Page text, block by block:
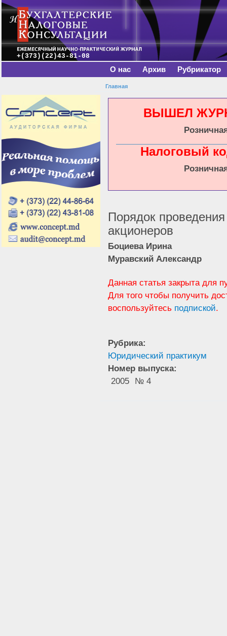
+(373)(22)43-81-08
Главное меню
О нас Архив Рубрикатор
Вы здесь
Главная
ВЫШЕЛ
Налоговый
Порядок
акционеров
Боциева Ирина
Муравский Александр
Данная статья закрыта для
Для того чтобы получить
воспользуйтесь подпиской.
Рубрика:
Юридический практикум
Номер выпуска:
2005 № 4